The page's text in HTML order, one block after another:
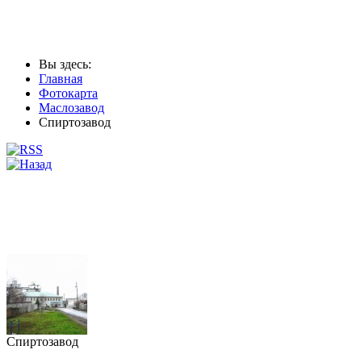
Вы здесь:
Главная
Фотокарта
Маслозавод
Спиртозавод
Спиртозавод